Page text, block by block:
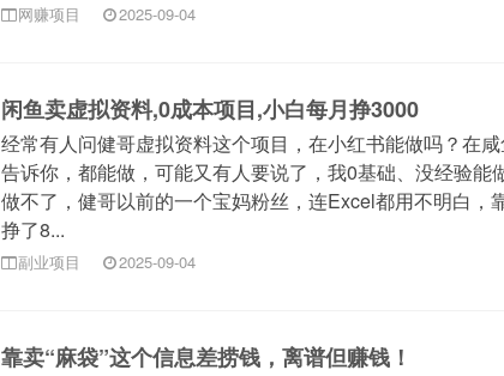
网赚项目 2025-09-04
闲鱼卖虚拟资料,0成本项目,小白每月挣3000
经常有人问健哥虚拟资料这个项目，在小红书能做吗？在
告诉你，都能做，可能又有人要说了，我0基础、没经验能
做不了，健哥以前的一个宝妈粉丝，连Excel都用不明白，
挣了8...
副业项目 2025-09-04
靠卖“麻袋”这个信息差捞钱，离谱但赚钱！